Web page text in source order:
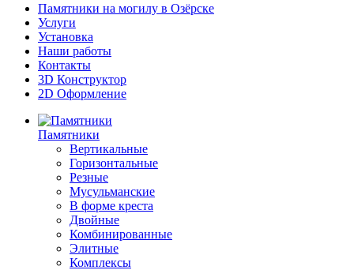
Памятники на могилу в Озёрске
Услуги
Установка
Наши работы
Контакты
3D Конструктор
2D Оформление
Памятники
Вертикальные
Горизонтальные
Резные
Мусульманские
В форме креста
Двойные
Комбинированные
Элитные
Комплексы